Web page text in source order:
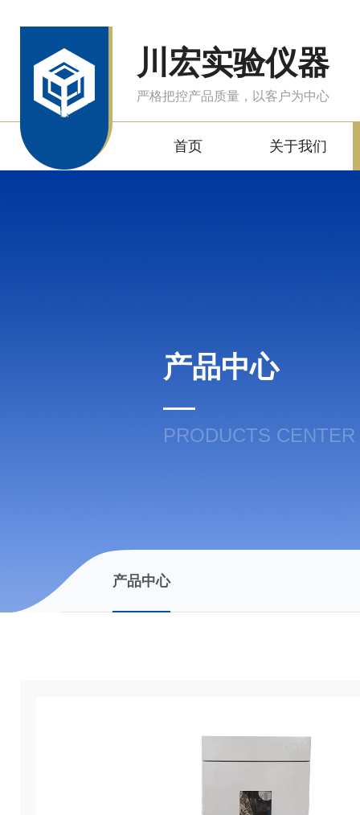
川宏实验仪器
严格把控产品质量，以客户为中心
首页 关于我们
产品中心
PRODUCTS CENTER
产品中心